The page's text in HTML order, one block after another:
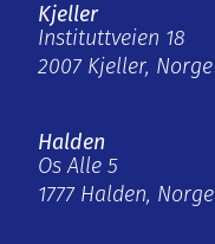
Kjeller
Instituttveien 18
2007 Kjeller, Norge
Halden
Os Alle 5
1777 Halden, Norge